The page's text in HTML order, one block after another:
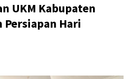
UKM Kabupaten
Persiapan Hari